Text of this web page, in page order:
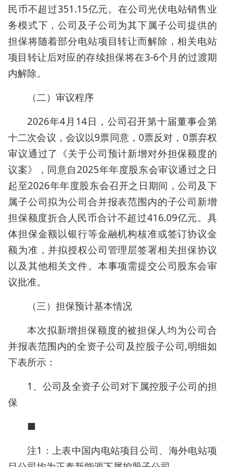
民币不超过351.15亿元。在公司光伏电站销售业
务模式下，公司及子公司为其下属子公司提供的
担保将随着部分电站项目转让而解除，相关电站
项目转让后对应的存续担保将在3-6个月的过渡期
内解除。
（二）审议程序
2026年4月14日，公司召开第十届董事会第
十二次会议，会议以9票同意，0票反对，0票弃权
审议通过了《关于公司预计新增对外担保额度的
议案》，同意自2025年年度股东会审议通过之日
起至2026年年度股东会召开之日期间，公司及下
属子公司拟为公司合并报表范围内的子公司新增
担保额度折合人民币合计不超过416.09亿元。具
体担保金额以银行等金融机构核准或签订协议金
额为准，并拟授权公司管理层签署相关担保协议
以及其他相关文件。本事项需提交公司股东会审
议批准。
（三）担保预计基本情况
本次拟新增担保额度的被担保人均为公司合
并报表范围内的全资子公司及控股子公司,明细如
下表所示：
1、公司及全资子公司对下属控股子公司的担
保
■
注1：上表中国内电站项目公司、海外电站项